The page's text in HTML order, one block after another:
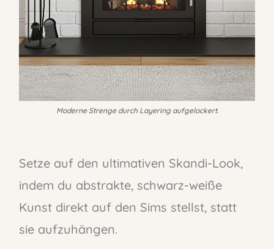
Moderne Strenge durch Layering aufgelockert.
Setze auf den ultimativen Skandi-Look,
indem du abstrakte, schwarz-weiße
Kunst direkt auf den Sims stellst, statt
sie aufzuhängen.